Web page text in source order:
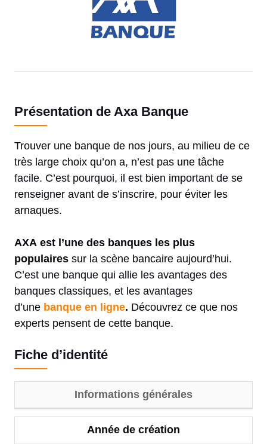
Présentation de Axa Banque
Trouver une banque de nos jours, au milieu de ce
très large choix qu’on a, n’est pas une tâche
facile. C’est pourquoi, il est bien important de se
renseigner avant de s’inscrire, pour éviter les
arnaques.
AXA est l’une des banques les plus
populaires sur la scène bancaire aujourd’hui.
C’est une banque qui allie les avantages des
banques classiques, et les avantages
d’une banque en ligne. Découvrez ce que nos
experts pensent de cette banque.
Fiche d’identité
Informations générales
Année de création